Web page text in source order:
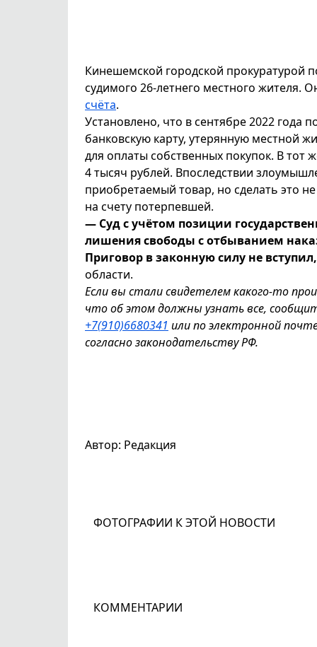
Кинешемской городской прокуратурой
судимого 26-летнего местного
счёта.
Установлено, что в сентябре 2022 года
банковскую карту, утерянную местной
для оплаты собственных покупок. В
4 тысяч рублей. Впоследствии
приобретаемый товар, но сделать это
на счету потерпевшей.
— Суд с учётом позиции
лишения свободы с отбыванием
Приговор в законную силу не
области.
Если вы стали свидетелем какого-то
что об этом должны узнать все,
+7(910)6680341 или по электронной
согласно законодательству РФ.
Автор: Редакция
ФОТОГРАФИИ К ЭТОЙ НОВОСТИ
КОММЕНТАРИИ